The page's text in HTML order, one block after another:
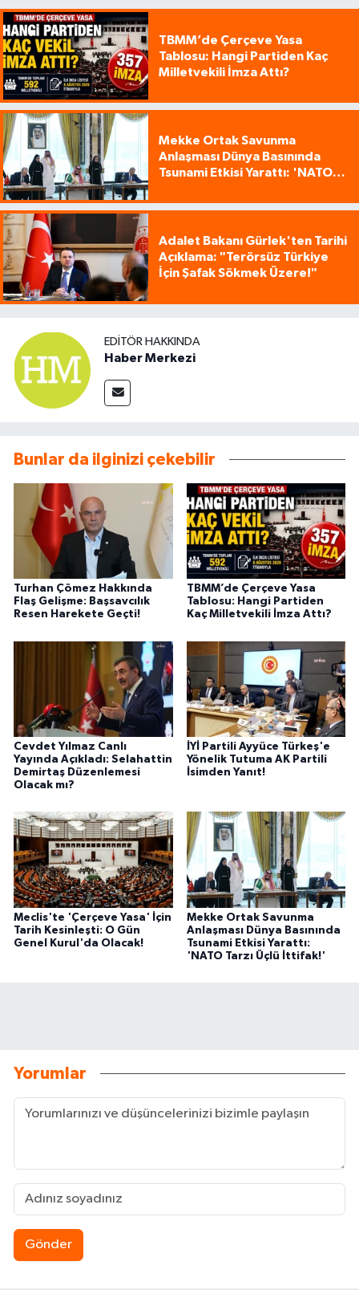
TBMM’de Çerçeve Yasa
Tablosu: Hangi Partiden Kaç
Milletvekili İmza Attı?
Mekke Ortak Savunma
Anlaşması Dünya Basınında
Tsunami Etkisi Yarattı: 'NATO
Adalet Bakanı Gürlek'ten Tarihi
Açıklama: "Terörsüz Türkiye
İçin Şafak Sökmek Üzere!"
EDITÖR HAKKINDA
Haber Merkezi
Bunlar da ilginizi çekebilir
Turhan Çömez Hakkında
Flaş Gelişme: Başsavcılık
Resen Harekete Geçti!
TBMM’de Çerçeve Yasa
Tablosu: Hangi Partiden
Kaç Milletvekili İmza Attı?
Cevdet Yılmaz Canlı
Yayında Açıkladı: Selahattin
Demirtaş Düzenlemesi
Olacak mı?
İYİ Partili Ayyüce Türkeş'e
Yönelik Tutuma AK Partili
İsimden Yanıt!
Meclis'te 'Çerçeve Yasa' İçin
Tarih Kesinleşti: O Gün
Genel Kurul'da Olacak!
Mekke Ortak Savunma
Anlaşması Dünya Basınında
Tsunami Etkisi Yarattı:
'NATO Tarzı Üçlü İttifak!'
Yorumlar
Gönder